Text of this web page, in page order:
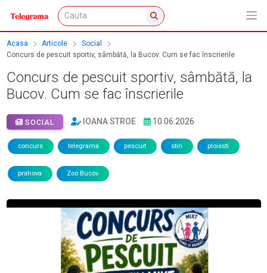
Acasa Articole
Social
Concurs de pescuit sportiv, sâmbătă, la Bucov. Cum se fac înscrierile
Concurs de pescuit sportiv, sâmbătă, la
Bucov. Cum se fac înscrierile
SOCIAL IOANA STROE 10.06.2026
concurs telegrama pescuit stiri ploiesti
prahova Zoo Bucov